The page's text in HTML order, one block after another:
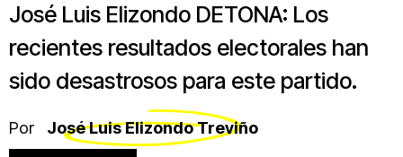
José Luis Elizondo DETONA: Los
recientes resultados electorales han
sido desastrosos para este partido.
Por José Luis Elizondo Treviño